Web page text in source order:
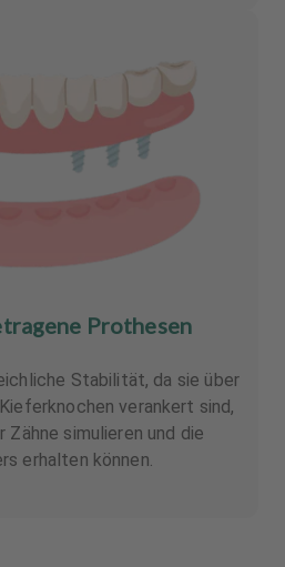
Prothesen
Stabilität, da sie über
verankert sind,
Zähne simulieren und die
erhalten können.